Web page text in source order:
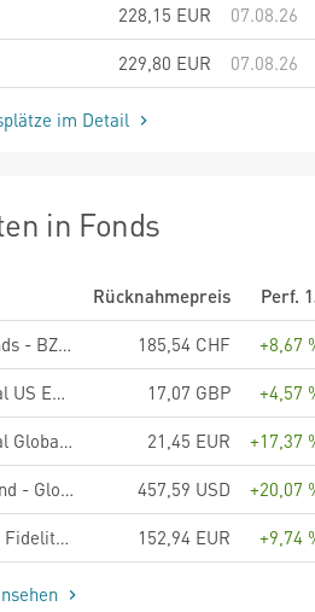
228,15 EUR
07.08.26
229,80 EUR 07.08.26
im Detail
in Fonds
Rücknahmepreis
Perf.
BZ Fine Funds - BZ Fine Agro A CHF
185,54 CHF
+8,67
Fiera Capital US Equity Fund - R Class Shares
17,07 GBP
+4,57
Fiera Capital Global Equity Fund - C Acc EUR
21,45 EUR
+17,37
Vontobel Fund - Global Equity Income B USD
457,59 USD
+20,07
onemarkets Fidelity World Equity Income Fund M
152,94 EUR +9,74